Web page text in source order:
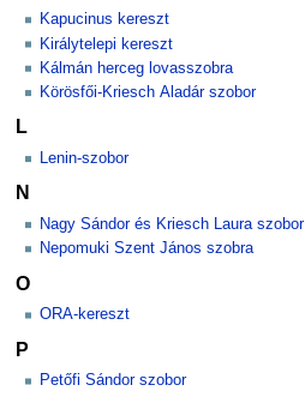
Kapucinus kereszt
Királytelepi kereszt
Kálmán herceg lovasszobra
Körösfői-Kriesch Aladár szobor
L
Lenin-szobor
N
Nagy Sándor és Kriesch Laura szobor
Nepomuki Szent János szobra
O
ORA-kereszt
P
Petőfi Sándor szobor